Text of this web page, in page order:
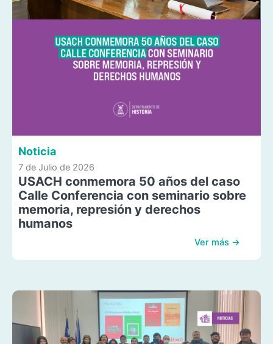
Noticia
7 de Julio de 2026
USACH conmemora 50 años del caso
Calle Conferencia con seminario sobre
memoria, represión y derechos
humanos
Ver más →